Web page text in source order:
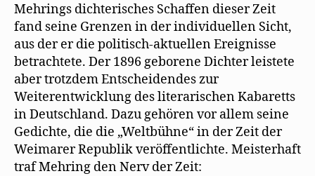
Mehrings dichterisches Schaffen dieser Zeit
fand seine Grenzen in der individuellen Sicht,
aus der er die politisch-aktuellen Ereignisse
betrachtete. Der 1896 geborene Dichter leistete
aber trotzdem Entscheidendes zur
Weiterentwicklung des literarischen Kabaretts
in Deutschland. Dazu gehören vor allem seine
Gedichte, die die „Weltbühne“ in der Zeit der
Weimarer Republik veröffentlichte. Meisterhaft
traf Mehring den Nerv der Zeit: